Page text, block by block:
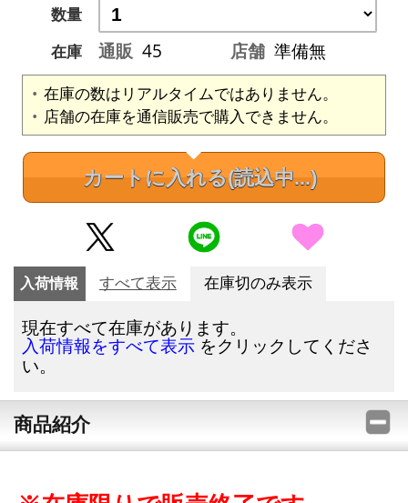
数量
在庫
通販 45 店舗 準備無
在庫の数はリアルタイムではありません。
店舗の在庫を通信販売で購入できません。
カートに入れる(読込中...)
入荷情報 すべて表示 在庫切のみ表示
現在すべて在庫があります。
入荷情報をすべて表示 をクリックしてくださ
い。
商品紹介